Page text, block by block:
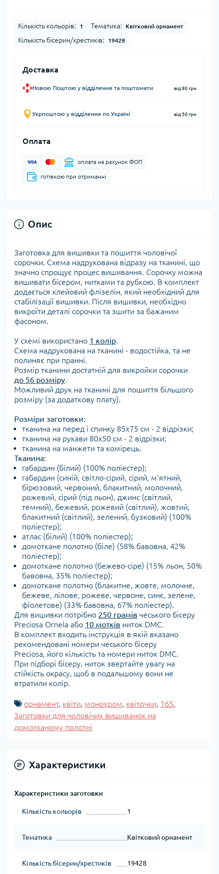
Кількість кольорів: 1 Тематика: Квітковий орнамент
Кількість бісерин/хрестиків: 19428
Доставка
Новою Поштою у відділення та поштомати від 80 грн
Укрпоштою у відділення по Україні від 50 грн
Оплата
оплата на рахунок ФОП
готівкою при отриманні
Опис
Заготовка для вишивки та пошиття чоловічої
сорочки. Схема надрукована відразу на тканині, що
значно спрощує процес вишивання. Сорочку можна
вишивати бісером, нитками та рубкою. В комплект
додається клейовий флізелін, який необхідний для
стабілізації вишивки. Після вишивки, необхідно
викроїти деталі сорочки та зшити за бажаним
фасоном.
У схемі використано 1 колір.
Схема надрукована на тканині - водостійка, та не
полиняє при пранні.
Розмір тканини достатній для викройки сорочки
до 56 розміру.
Можливий друк на тканині для пошиття більшого
розміру (за додаткову плату).
Розміри заготовки:
тканина на перед і спинку 85х75 см - 2 відрізки;
тканина на рукави 80х50 см - 2 відрізки;
тканина на манжети та комірець.
Тканина:
габардин (білий) (100% поліестер);
габардин (синій, світло-сірий, сірий, м'ятний,
бірюзовий, червоний, блакитний, молочний,
рожевий, сірий (під льон), джинс (світлий,
темний), бежевий, рожевий (світлий), жовтий,
блакитний (світлий), зелений, бузковий) (100%
поліестер);
атлас (білий) (100% поліестер);
домоткане полотно (біле) (58% бавовна, 42%
поліестер);
домоткане полотно (бежево-сіре) (15% льон, 50%
бавовна, 35% поліестер);
домоткане полотно (блакитне, жовте, молочне,
бежеве, лілове, рожеве, червоне, синє, зелене,
фіолетове) (33% бавовна, 67% поліестер).
Для вишивки потрібно 250 грамів чеського бісеру
Preciosa Ornela або 10 мотків ниток DMC.
В комплект входить інструкція в якій вказано
рекомендовані номери чеського бісеру
Preciosa, його кількість та номери ниток DMC.
При підборі бісеру, ниток звертайте увагу на
стійкість окрасу, щоб в подальшому вони не
втратили колір.
орнамент, квіти, монохром, квіточки, 165,
Заготовки для чоловічих вишиванок на
домотканому полотні
Характеристики
Характеристики заготовки
Кількість кольорів 1
Тематика Квітковий орнамент
Кількість бісерин/хрестиків 19428